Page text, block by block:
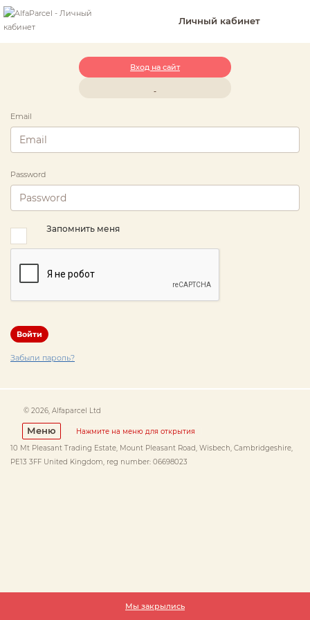
Личный кабинет
Вход на сайт
Email
Password
Запомнить меня
Забыли пароль?
© 2026, Alfaparcel Ltd
Меню Нажмите на меню для открытия
10 Mt Pleasant Trading Estate, Mount Pleasant Road, Wisbech, Cambridgeshire,
PE13 3FF United Kingdom, reg number: 06698023
Мы закрылись